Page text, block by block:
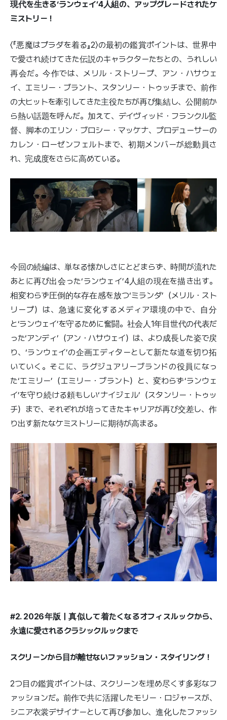
現代を生きる‘ランウェイ’4人組の、アップグレードされたケ
ミストリー！
〈『悪魔はプラダを着る』2〉の最初の鑑賞ポイントは、世界中
で愛され続けてきた伝説のキャラクターたちとの、うれしい
再会だ。今作では、メリル・ストリープ、アン・ハサウェ
イ、エミリー・ブラント、スタンリー・トゥッチまで、前作
の大ヒットを牽引してきた主役たちが再び集結し、公開前か
ら熱い話題を呼んだ。加えて、デイヴィッド・フランクル監
督、脚本のエリン・ブロシー・マッケナ、プロデューサーの
カレン・ローゼンフェルトまで、初期メンバーが総動員さ
れ、完成度をさらに高めている。
今回の続編は、単なる懐かしさにとどまらず、時間が流れた
あとに再び出会った‘ランウェイ’4人組の現在を描き出す。
相変わらず圧倒的な存在感を放つ‘ミランダ’（メリル・スト
リープ）は、急速に変化するメディア環境の中で、自分
と‘ランウェイ’を守るために奮闘。社会人1年目世代の代表だ
った‘アンディ’（アン・ハサウェイ）は、より成長した姿で戻
り、‘ランウェイ’の企画エディターとして新たな道を切り拓
いていく。そこに、ラグジュアリーブランドの役員になっ
た‘エミリー’（エミリー・ブラント）と、変わらず‘ランウェ
イ’を守り続ける頼もしい‘ナイジェル’（スタンリー・トゥッ
チ）まで、それぞれが培ってきたキャリアが再び交差し、作
り出す新たなケミストリーに期待が高まる。
#2. 2026年版｜真似して着たくなるオフィスルックから、
永遠に愛されるクラシックルックまで
スクリーンから目が離せないファッション・スタイリング！
2つ目の鑑賞ポイントは、スクリーンを埋め尽くす多彩なフ
ァッションだ。前作で共に活躍したモリー・ロジャースが、
シニア衣裳デザイナーとして再び参加し、進化したファッシ